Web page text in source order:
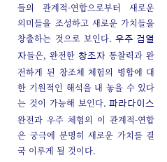
들의 관계적-연합으로부터 새로운
의미들을 조성하고 새로운 가치들을
창출하는 것으로 보인다.우주 검열
자들은, 완전한창조자 통찰력과 완
전하게 된 창조체 체험의 병합에 대
한 기원적인 해석을 내 놓을 수 있다
는 것이 가능해 보인다.파라다이스
완전과 우주 체험의 이 관계적-연합
은 궁극에 분명히 새로운 가치를 결
국 이루게 될 것이다.